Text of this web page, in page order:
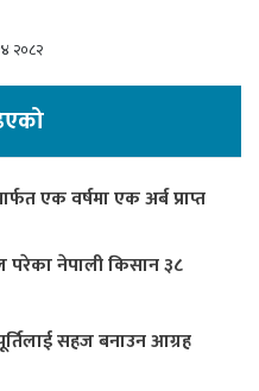
२०८२
एक वर्षमा एक अर्ब प्राप्त
नेपाली किसान ३८
सहज बनाउन आग्रह